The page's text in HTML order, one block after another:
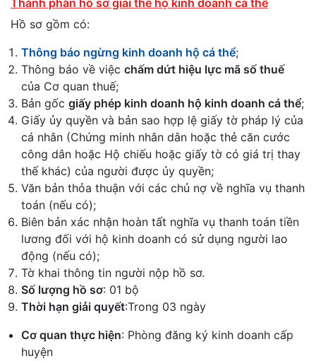
Thành phần hồ sơ giải thể hộ kinh doanh cá thể
Hồ sơ gồm có:
Thông báo ngừng kinh doanh hộ cá thể;
Thông báo về việc chấm dứt hiệu lực mã số thuế
của Cơ quan thuế;
Bản gốc giấy phép kinh doanh hộ kinh doanh cá thể;
Giấy ủy quyền và bản sao hợp lệ giấy tờ pháp lý của
cá nhân (Chứng minh nhân dân hoặc thẻ căn cước
công dân hoặc Hộ chiếu hoặc giấy tờ có giá trị thay
thế khác) của người được ủy quyền;
Văn bản thỏa thuận với các chủ nợ về nghĩa vụ thanh
toán (nếu có);
Biên bản xác nhận hoàn tất nghĩa vụ thanh toán tiền
lương đối với hộ kinh doanh có sử dụng người lao
động (nếu có);
Tờ khai thông tin người nộp hồ sơ.
Số lượng hồ sơ: 01 bộ
Thời hạn giải quyết:Trong 03 ngày
Cơ quan thực hiện: Phòng đăng ký kinh doanh cấp
huyện